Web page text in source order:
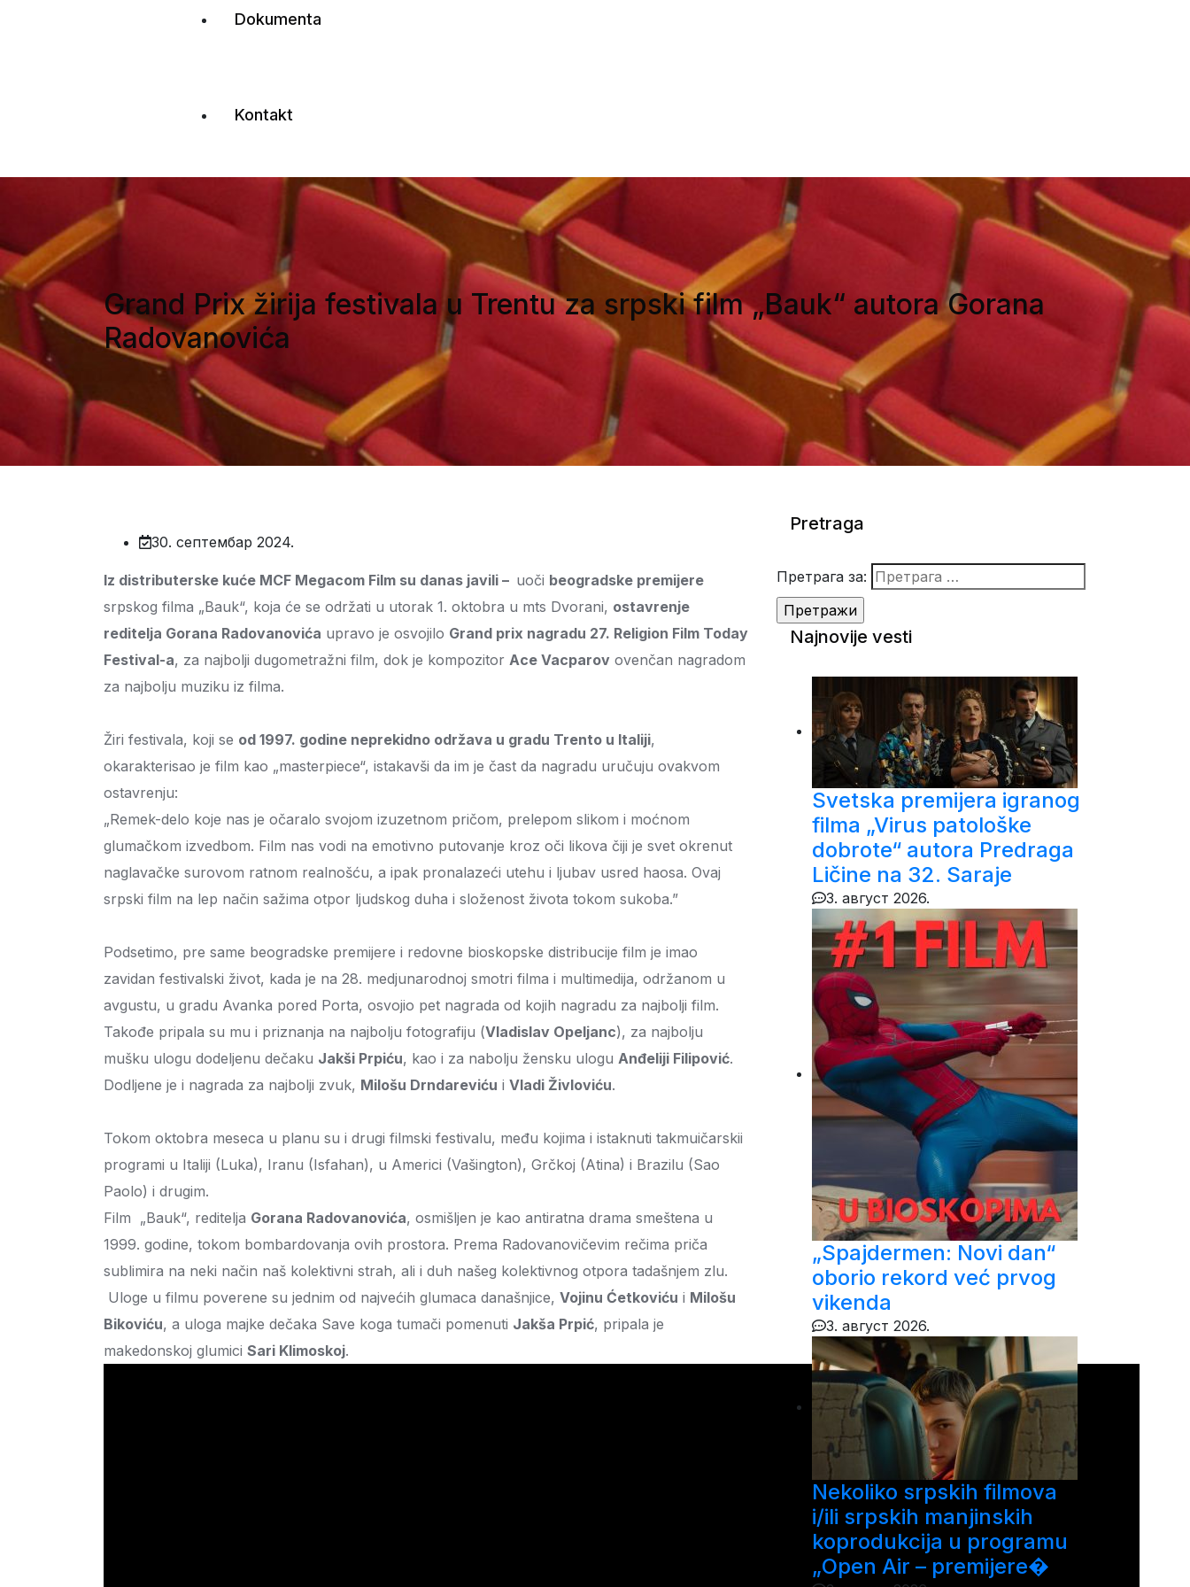
Dokumenta
Kontakt
Grand Prix žirija festivala u Trentu za srpski film „Bauk“ autora Gorana
Radovanovića
30. септембар 2024.
Iz distributerske kuće MCF Megacom Film su danas javili – uoči beogradske premijere
srpskog filma „Bauk“, koja će se održati u utorak 1. oktobra u mts Dvorani, ostavrenje
reditelja Gorana Radovanovića upravo je osvojilo Grand prix nagradu 27. Religion Film Today
Festival-a, za najbolji dugometražni film, dok je kompozitor Ace Vacparov ovenčan nagradom
za najbolju muziku iz filma.
Žiri festivala, koji se od 1997. godine neprekidno održava u gradu Trento u Italiji,
okarakterisao je film kao „masterpiece“, istakavši da im je čast da nagradu uručuju ovakvom
ostavrenju:
„Remek-delo koje nas je očaralo svojom izuzetnom pričom, prelepom slikom i moćnom
glumačkom izvedbom. Film nas vodi na emotivno putovanje kroz oči likova čiji je svet okrenut
naglavačke surovom ratnom realnošću, a ipak pronalazeći utehu i ljubav usred haosa. Ovaj
srpski film na lep način sažima otpor ljudskog duha i složenost života tokom sukoba.”
Podsetimo, pre same beogradske premijere i redovne bioskopske distribucije film je imao
zavidan festivalski život, kada je na 28. medjunarodnoj smotri filma i multimedija, održanom u
avgustu, u gradu Avanka pored Porta, osvojio pet nagrada od kojih nagradu za najbolji film.
Takođe pripala su mu i priznanja na najbolju fotografiju (Vladislav Opeljanc), za najbolju
mušku ulogu dodeljenu dečaku Jakši Prpiću, kao i za nabolju žensku ulogu Anđeliji Filipović.
Dodljene je i nagrada za najbolji zvuk, Milošu Drndareviću i Vladi Živloviću.
Tokom oktobra meseca u planu su i drugi filmski festivalu, među kojima i istaknuti takmuičarskii
programi u Italiji (Luka), Iranu (Isfahan), u Americi (Vašington), Grčkoj (Atina) i Brazilu (Sao
Paolo) i drugim.
Film „Bauk“, reditelja Gorana Radovanovića, osmišljen je kao antiratna drama smeštena u
1999. godine, tokom bombardovanja ovih prostora. Prema Radovanovičevim rečima priča
sublimira na neki način naš kolektivni strah, ali i duh našeg kolektivnog otpora tadašnjem zlu.
Uloge u filmu poverene su jednim od najvećih glumaca današnjice, Vojinu Ćetkoviću i Milošu
Bikoviću, a uloga majke dečaka Save koga tumači pomenuti Jakša Prpić, pripala je
makedonskoj glumici Sari Klimoskoj.
Pretraga
Претрага за:
Najnovije vesti
Svetska premijera igranog
filma „Virus patološke
dobrote“ autora Predraga
Ličine na 32. Saraje
3. август 2026.
„Spajdermen: Novi dan“
oborio rekord već prvog
vikenda
3. август 2026.
Nekoliko srpskih filmova
i/ili srpskih manjinskih
koprodukcija u programu
„Open Air – premijere�